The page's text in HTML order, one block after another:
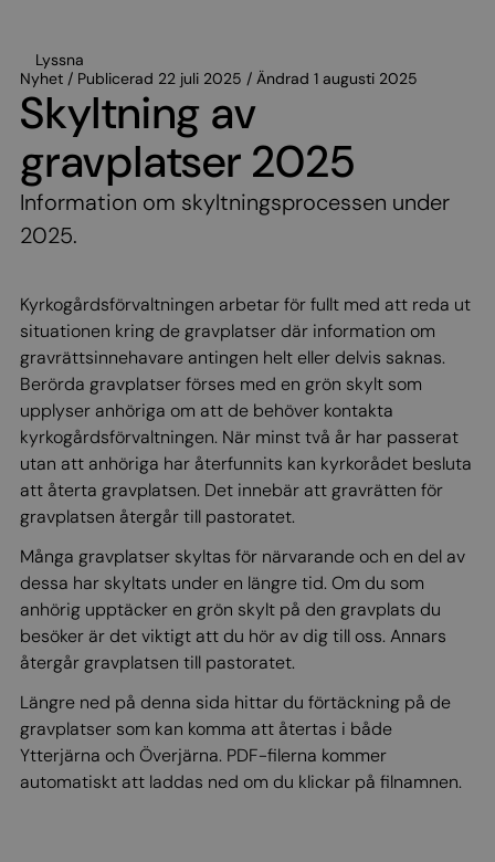
Lyssna
Nyhet / Publicerad 22 juli 2025 / Ändrad 1 augusti 2025
Skyltning av
gravplatser 2025
Information om skyltningsprocessen under
2025.
Kyrkogårdsförvaltningen arbetar för fullt med att reda ut
situationen kring de gravplatser där information om
gravrättsinnehavare antingen helt eller delvis saknas.
Berörda gravplatser förses med en grön skylt som
upplyser anhöriga om att de behöver kontakta
kyrkogårdsförvaltningen. När minst två år har passerat
utan att anhöriga har återfunnits kan kyrkorådet besluta
att återta gravplatsen. Det innebär att gravrätten för
gravplatsen återgår till pastoratet.
Många gravplatser skyltas för närvarande och en del av
dessa har skyltats under en längre tid. Om du som
anhörig upptäcker en grön skylt på den gravplats du
besöker är det viktigt att du hör av dig till oss. Annars
återgår gravplatsen till pastoratet.
Längre ned på denna sida hittar du förtäckning på de
gravplatser som kan komma att återtas i både
Ytterjärna och Överjärna. PDF-filerna kommer
automatiskt att laddas ned om du klickar på filnamnen.